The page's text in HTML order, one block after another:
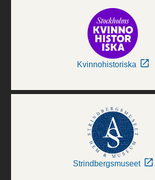
Kvinnohistoriska
Strindbergsmuseet